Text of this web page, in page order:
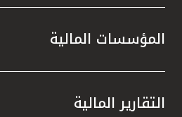
المؤسسات المالية
التقارير المالية